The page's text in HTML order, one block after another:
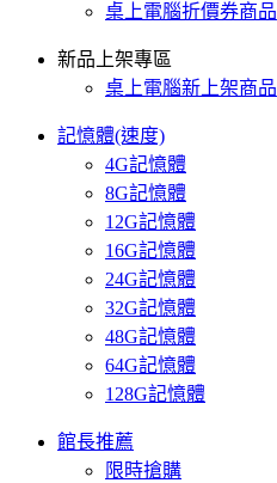
桌上電腦折價券商品
新品上架專區
桌上電腦新上架商品
記憶體(速度)
4G記憶體
8G記憶體
12G記憶體
16G記憶體
24G記憶體
32G記憶體
48G記憶體
64G記憶體
128G記憶體
館長推薦
限時搶購